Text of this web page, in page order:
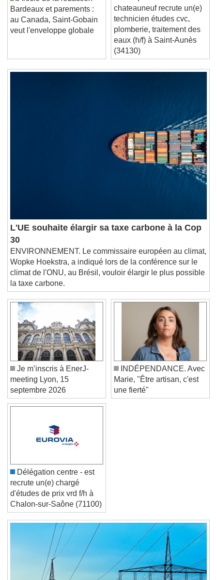
Duration-:-
Loaded:0%
Stream Type
LIVE
Seek to live, currently behind liveLIVE
, selected
, opens subtitles
Beginning of dialog window. Escape will cancel
Text
Color
Text Background
Caption Area Background
Color Opacity
Font Size
Text Edge Style
Font Family
Reset
Done
Close Modal Dialog
End of dialog window.
Bardeaux et parements :
au Canada, Saint-Gobain
Groupe baudin
chateauneuf recrute un(e)
technicien études cvc,
plomberie, traitement des
eaux (h/f) à Saint-Aunès
(34130)
L'UE souhaite élargir sa taxe carbone à la Cop
30
ENVIRONNEMENT. Le commissaire européen au climat,
Wopke Hoekstra, a indiqué lors de la conférence sur le
climat de l'ONU, au Brésil, vouloir élargir le plus possible
la taxe carbone.
Je m’inscris à EnerJ-
meeting Lyon, 15
septembre 2026
INDÉPENDANCE. Avec
Marie, "Être artisan, c'est
une fierté"
Délégation centre - est
recrute un(e) chargé
d'études de prix vrd f/h à
Chalon-sur-Saône (71100)